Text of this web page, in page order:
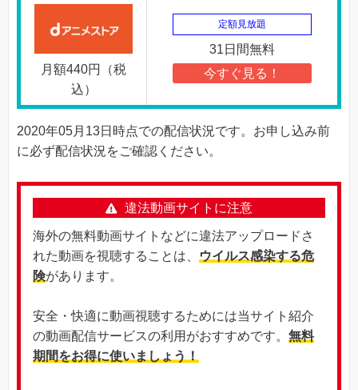
月額440円（税
込）
定額見放題
31日間無料
今すぐ見る！
2020年05月13日時点での配信状況です。お申し込み前
に必ず配信状況をご確認ください。
違法動画サイトに注意
海外の無料動画サイトなどに違法アップロードさ
れた動画を視聴することは、
ウイルス感染する危
険があります。
安全・快適に動画視聴するためには当サイト紹介
の動画配信サービスの利用がおすすめです。 無料
期間をお得に使いましょう！